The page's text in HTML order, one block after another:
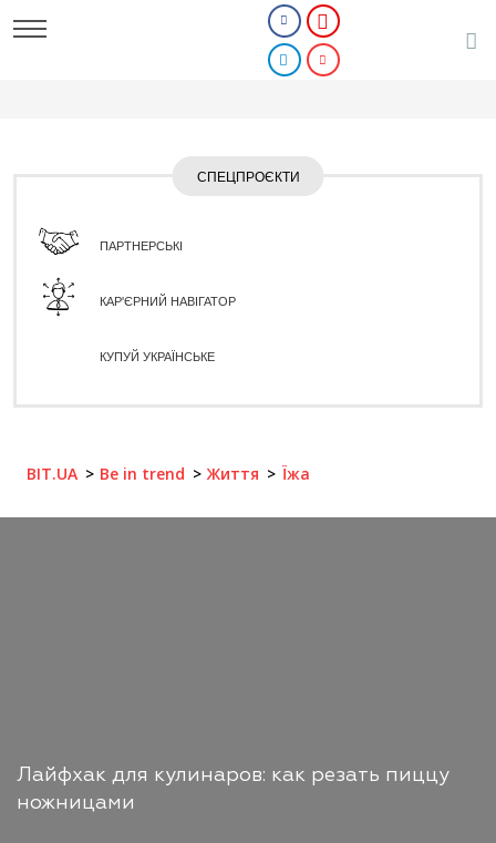
СПЕЦПРОЄКТИ
ПАРТНЕРСЬКІ
КАР'ЄРНИЙ НАВІГАТОР
КУПУЙ УКРАЇНСЬКЕ
BIT.UA Be in trend Життя Їжа
Лайфхак для кулинаров: как резать пиццу
ножницами